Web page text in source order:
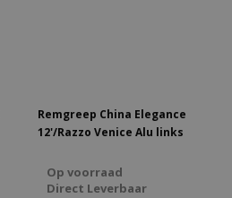
Remgreep China Elegance
12'/Razzo Venice Alu links
Op voorraad
Direct Leverbaar